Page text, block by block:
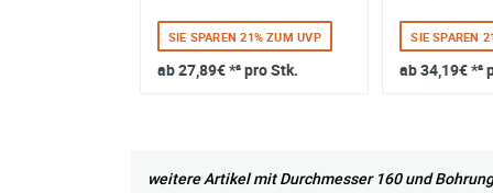
SIE SPAREN 21% ZUM UVP
ab27,89€*² pro Stk.
SIE SPAREN
ab34,19€*²
weitere Artikel mit Durchmesser 160 und